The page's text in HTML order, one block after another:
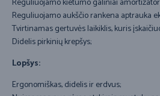
Reguliuojamo aukščio rankena aptrauka
Tvirtinamas gertuvės laikiklis, kuris
Didelis pirkinių krepšys;
Lopšys:
Ergonomiškas, didelis ir erdvus;